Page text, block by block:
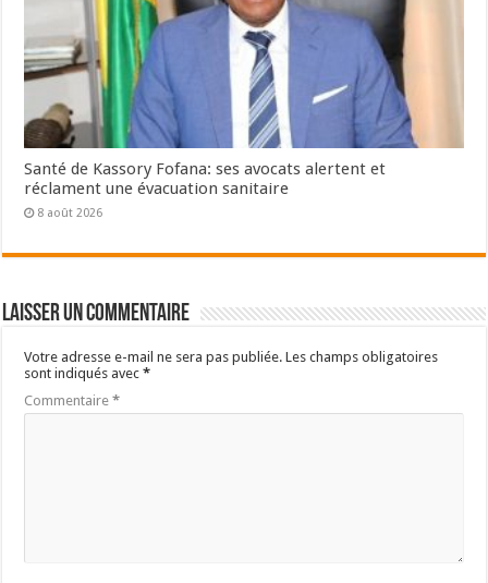
Santé de Kassory Fofana: ses avocats alertent et
réclament une évacuation sanitaire
8 août 2026
Laisser un commentaire
Votre adresse e-mail ne sera pas publiée. Les champs obligatoires
sont indiqués avec*
Commentaire*